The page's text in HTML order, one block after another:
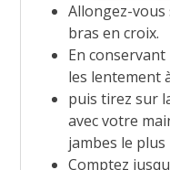
Allongez-vous
bras en croix.
En
les lentement
puis tirez sur
avec votre
jambes le
Comptez